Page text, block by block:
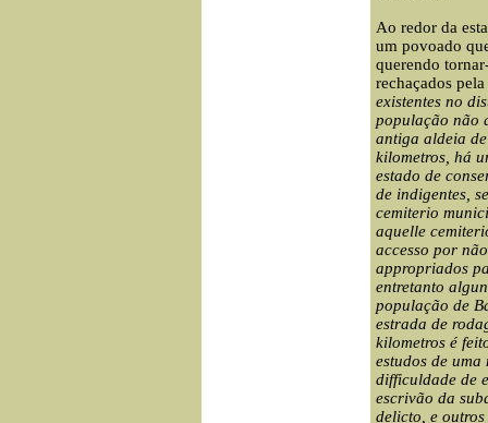
Ao redor da
um povoado
querendo
rechaçados
existentes no
população não
antiga aldeia
kilometros, há
estado de
de indigentes,
cemiterio
aquelle
accesso por
appropriados
entretanto
população de
estrada de
kilometros é
estudos de
difficuldade de
escrivão da
delicto, e outros